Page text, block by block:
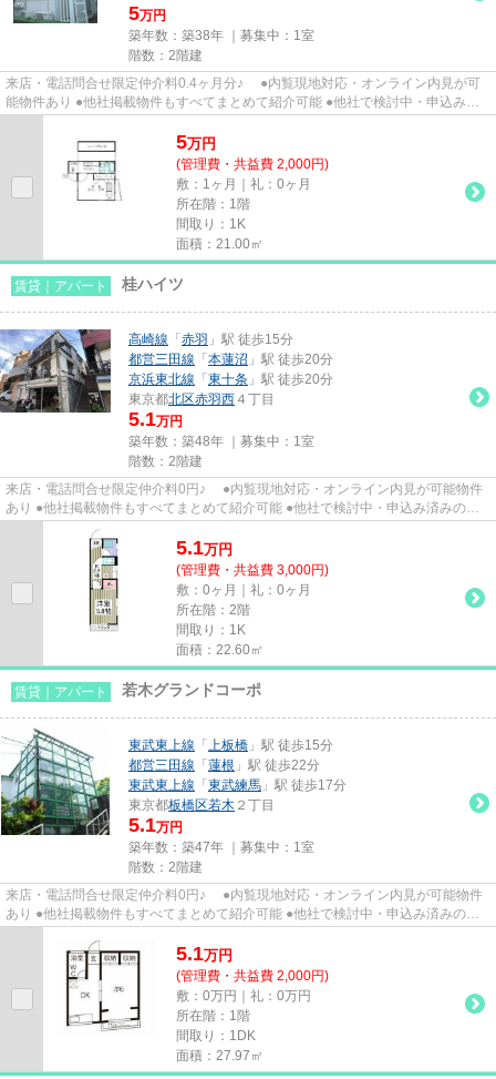
5万円
築年数：築38年 ｜募集中： 1室
階数：2階建
来店・電話問合せ限定仲介料0.4ヶ月分♪ ●内覧現地対応・オンライン内見が可
能物件あり ●他社掲載物件もすべてまとめて紹介可能 ●他社で検討中・申込み済
5万円
(管理費・共益費 2,000円)
敷：1ヶ月｜礼：0ヶ月
所在階：1階
間取り：1K
面積：21.00㎡
賃貸｜アパート 桂ハイツ
高崎線 「 赤羽 」駅 徒歩15分
都営三田線 「 本蓮沼 」駅 徒歩20分
京浜東北線 「 東十条 」駅 徒歩20分
東京都北区赤羽西 ４丁目
5.1万円
築年数：築48年 ｜募集中： 1室
階数：2階建
来店・電話問合せ限定仲介料0円♪ ●内覧現地対応・オンライン内見が可能物件
あり ●他社掲載物件もすべてまとめて紹介可能 ●他社で検討中・申込み済みのお
客様、初期費用がさらに減額...
5.1万円
(管理費・共益費 3,000円)
敷：0ヶ月｜礼：0ヶ月
所在階：2階
間取り：1K
面積：22.60㎡
賃貸｜アパート 若木グランドコーポ
東武東上線 「 上板橋 」駅 徒歩15分
都営三田線 「 蓮根 」駅 徒歩22分
東武東上線 「 東武練馬 」駅 徒歩17分
東京都板橋区若木 ２丁目
5.1万円
築年数：築47年 ｜募集中： 1室
階数：2階建
来店・電話問合せ限定仲介料0円♪ ●内覧現地対応・オンライン内見が可能物件
あり ●他社掲載物件もすべてまとめて紹介可能 ●他社で検討中・申込み済みのお
5.1万円
(管理費・共益費 2,000円)
敷：0万円｜礼：0万円
所在階：1階
間取り：1DK
面積：27.97㎡